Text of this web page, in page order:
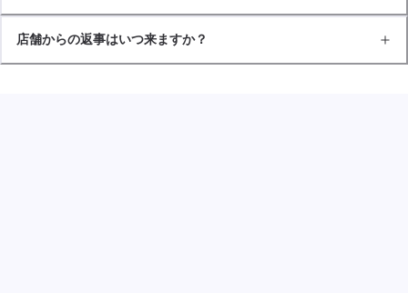
店舗からの返事はいつ来ますか？